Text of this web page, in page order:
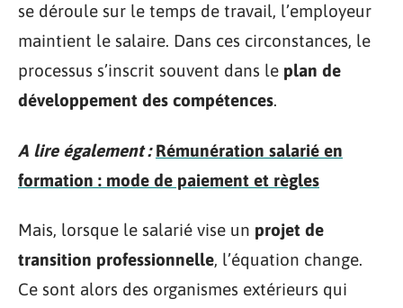
se déroule sur le temps de travail, l’employeur
maintient le salaire. Dans ces circonstances, le
processus s’inscrit souvent dans le plan de
développement des compétences.
A lire également : Rémunération salarié en
formation : mode de paiement et règles
Mais, lorsque le salarié vise un projet de
transition professionnelle, l’équation change.
Ce sont alors des organismes extérieurs qui